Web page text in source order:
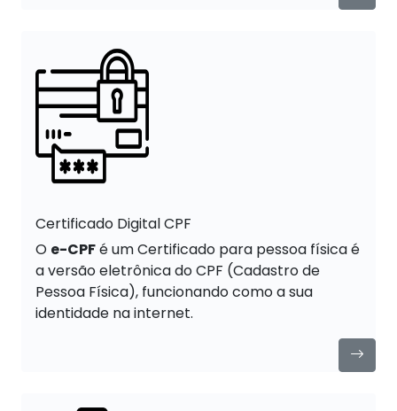
Certificado Digital CPF
O e-CPFé um Certificado para pessoa física é
a versão eletrônica do CPF (Cadastro de
Pessoa Física), funcionando como a sua
identidade na internet.